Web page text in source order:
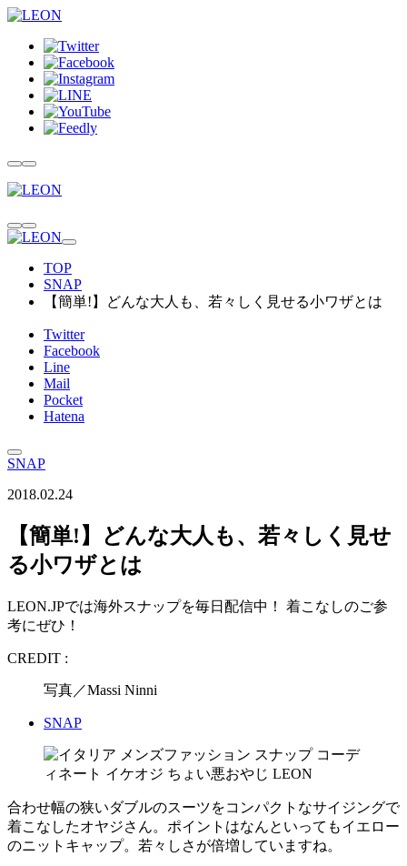
TOP
SNAP
【簡単!】どんな大人も、若々しく見せる小ワザとは
Twitter
Facebook
Line
Mail
Pocket
Hatena
SNAP
2018.02.24
【簡単!】どんな大人も、若々しく見せ
る小ワザとは
LEON.JPでは海外スナップを毎日配信中！ 着こなしのご参
考にぜひ！
CREDIT :
写真／Massi Ninni
SNAP
合わせ幅の狭いダブルのスーツをコンパクトなサイジングで
着こなしたオヤジさん。ポイントはなんといってもイエロー
のニットキャップ。若々しさが倍増していますね。